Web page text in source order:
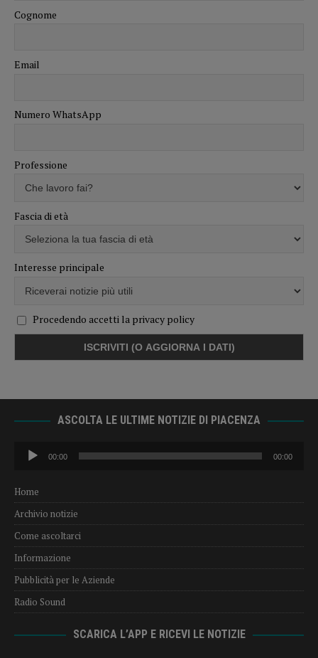
Cognome
Email
Numero WhatsApp
Professione
Fascia di età
Interesse principale
Procedendo accetti la privacy policy
ASCOLTA LE ULTIME NOTIZIE DI PIACENZA
Audio
Player
00:00 00:00
Home
Archivio notizie
Come ascoltarci
Informazione
Pubblicità per le Aziende
Radio Sound
SCARICA L’APP E RICEVI LE NOTIZIE